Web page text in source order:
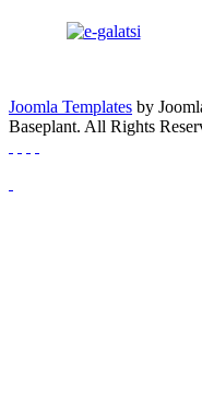
Joomla Templates by
Baseplant. All Rights